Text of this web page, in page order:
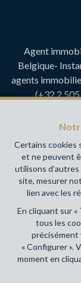
Certains cookies
et ne peuvent
utilisons
site, mesurer
lien avec les
En cliquant sur
tous les
précisément
« Configurer ».
moment en
Agent
Belgique-
agents
(+32 2
RC
Couverture
Votre agence
Conditions générales
Charte de la
Configuration des